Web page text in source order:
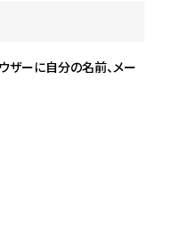
ザーに自分の名前、メー